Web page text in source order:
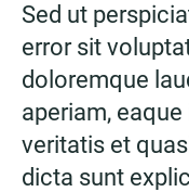
Sed ut
error sit
doloremque
aperiam,
veritatis et
dicta sunt